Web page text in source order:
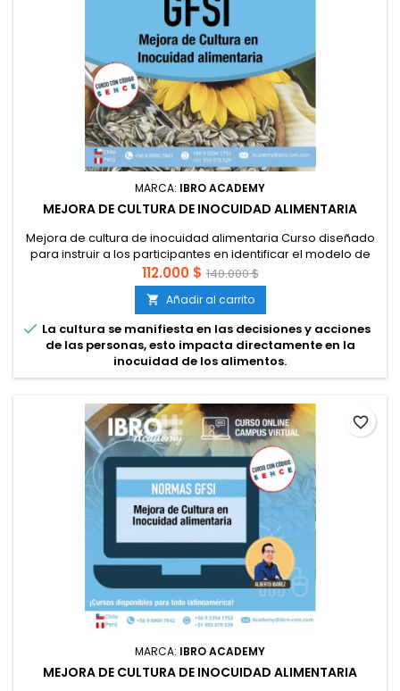
MARCA: IBRO ACADEMY
MEJORA DE CULTURA DE INOCUIDAD ALIMENTARIA
Mejora de cultura de inocuidad alimentaria Curso diseñado
para instruir a los participantes en identificar el modelo de
cultura de inocuidad alimentaria, realizar diagnóstico,
diseñar un plan de mejora de cultura y definir la forma de
medición de eficacia. Este curso recoge las mejores
prácticas a partir de la guía de cultura de inocuidad
alimentaria de...
112.000 $ 140.000 $
 Añadir al carrito
 La cultura se manifiesta en las decisiones y acciones
de las personas, esto impacta directamente en la
inocuidad de los alimentos.
MARCA: IBRO ACADEMY
MEJORA DE CULTURA DE INOCUIDAD ALIMENTARIA
favorite_border